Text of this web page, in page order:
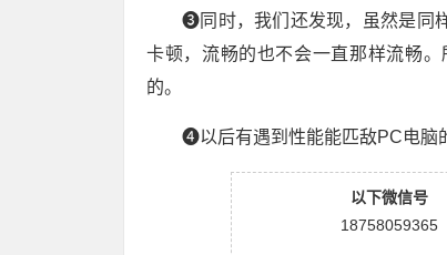
❸同时，我们还发现，虽然是同
卡顿，流畅的也不会一直那样流畅
的。
❹以后有遇到性能能匹敌PC电脑
以下微信号
18758059365